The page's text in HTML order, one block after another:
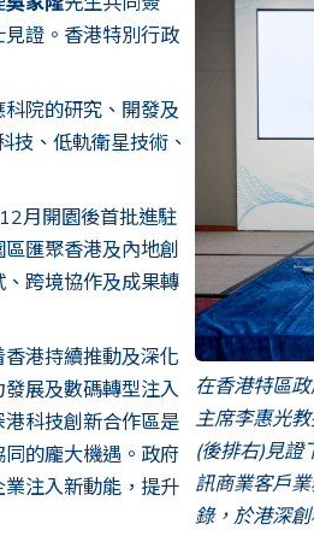
在香港特區
主席李惠光
(後排右)見證
訊商業客戶
錄，於港深
見證。香港特別行政
院的研究、開發及
技、低軌衛星技術、
月開園後首批進駐
匯聚香港及內地創
跨境協作及成果轉
港持續推動及深化
展及數碼轉型注入
科技創新合作區是
的龐大機遇。政府
注入新動能，提升